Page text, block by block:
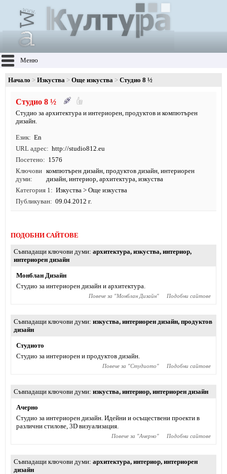
Меню
Начало Изкуства Още изкуства Студио 8 ½
Студио 8 ½
Студио за архитектура и интериорен, продуктов и компютърен
дизайн.
Език
En
URL адрес
http://studio812.eu
Посетено
1576
Ключови
думи
компютърен дизайн, продуктов дизайн, интериорен
дизайн, интериор, архитектура, изкуства
Категория 1
Изкуства > Още изкуства
Публикуван
09.04.2012 г.
ПОДОБНИ САЙТОВЕ
Съвпадащи ключови думи архитектура, изкуства, интериор,
интериорен дизайн
Монблан Дизайн
Студио за интериорен дизайн и архитектура.
Повече за "Монблан Дизайн" Подобни сайтове
Съвпадащи ключови думи изкуства, интериорен дизайн, продуктов
дизайн
Студиото
Студио за интериорен и продуктов дизайн.
Повече за "Студиото" Подобни сайтове
Съвпадащи ключови думи изкуства, интериор, интериорен дизайн
Ачерно
Студио за интериорен дизайн. Идейни и осъществени проекти в
различни стилове, 3D визуализация.
Повече за "Ачерно" Подобни сайтове
Съвпадащи ключови думи архитектура, интериор, интериорен
дизайн